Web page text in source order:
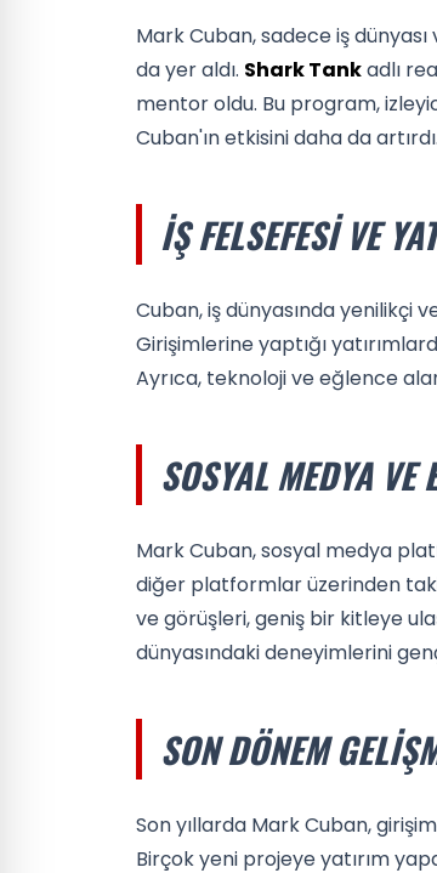
Mark Cuban, sadece iş
da yer aldı. Shark Tankadlı
mentor oldu. Bu program,
Cuban'ın etkisini daha da artırdı.
İŞ FELSEFESI VE
Cuban, iş dünyasında yenilikçi
Girişimlerine yaptığı
Ayrıca, teknoloji ve eğlence
SOSYAL MEDYA VE
Mark Cuban, sosyal medya
diğer platformlar üzerinden
ve görüşleri, geniş bir kitleye
dünyasındaki deneyimlerini
SON DÖNEM
Son yıllarda Mark Cuban,
Birçok yeni projeye yatırım